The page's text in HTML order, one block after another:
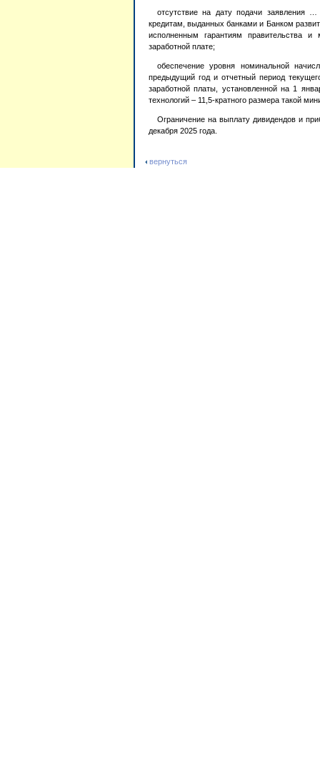
отсутствие на дату подачи заявления
кредитам, выданных банками и Банком
исполненным гарантиям правительства
заработной плате;
обеспечение уровня номинальной
предыдущий год и отчетный период
заработной платы, установленной на 1
технологий – 11,5-кратного размера такой
Ограничение на выплату дивидендов и
декабря 2025 года.
вернуться